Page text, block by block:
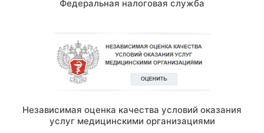
Федеральная налоговая служба
Независимая оценка качества условий оказания
услуг медицинскими организациями